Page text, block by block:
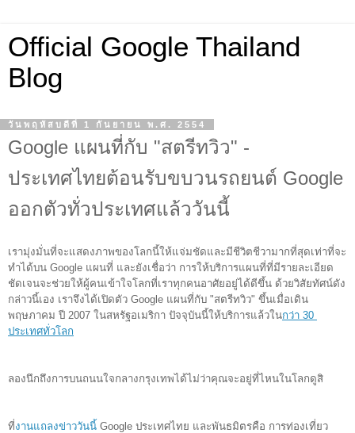
Official Google Thailand
Blog
วันพฤหัสบดีที่ 1 กันยายน พ.ศ. 2554
Google แผนที่กับ "สตรีทวิว" -
ประเทศไทยต้อนรับขบวนรถยนต์ Google
ออกตัวทั่วประเทศแล้ววันนี้
เรามุ่งมั่นที่จะแสดงภาพของโลกนี้ให้แจ่มชัดและมีชีวิตชีวามากที่สุดเท่าที่จะ
ทำได้บน Google แผนที่ และยังเชื่อว่า การให้บริการแผนที่ที่มีรายละเอียด
ชัดเจนจะช่วยให้ผู้คนเข้าใจโลกที่เราทุกคนอาศัยอยู่ได้ดีขึ้น ด้วยวิสัยทัศน์ดัง
กล่าวนี้เอง เราจึงได้เปิดตัว Google แผนที่กับ "สตรีทวิว" ขึ้นเมื่อเดิน
พฤษภาคม ปี 2007 ในสหรัฐอเมริกา ปัจจุบันนี้ให้บริการแล้วในกว่า 30
ประเทศทั่วโลก
ลองนึกถึงการบนถนนใจกลางกรุงเทพได้ไม่ว่าคุณจะอยู่ที่ไหนในโลกดูสิ
ที่งานแถลงข่าววันนี้ Google ประเทศไทย และพันธมิตรคือ การท่องเที่ยว